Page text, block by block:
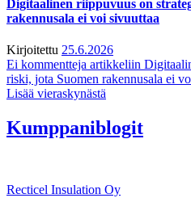
Digitaalinen riippuvuus on
rakennusala ei voi sivuuttaa
Kirjoitettu 25.6.2026
Ei kommentteja artikkeliin
riski, jota Suomen rakennusala ei
Lisää vieraskynästä
Kumppaniblogit
Recticel Insulation Oy